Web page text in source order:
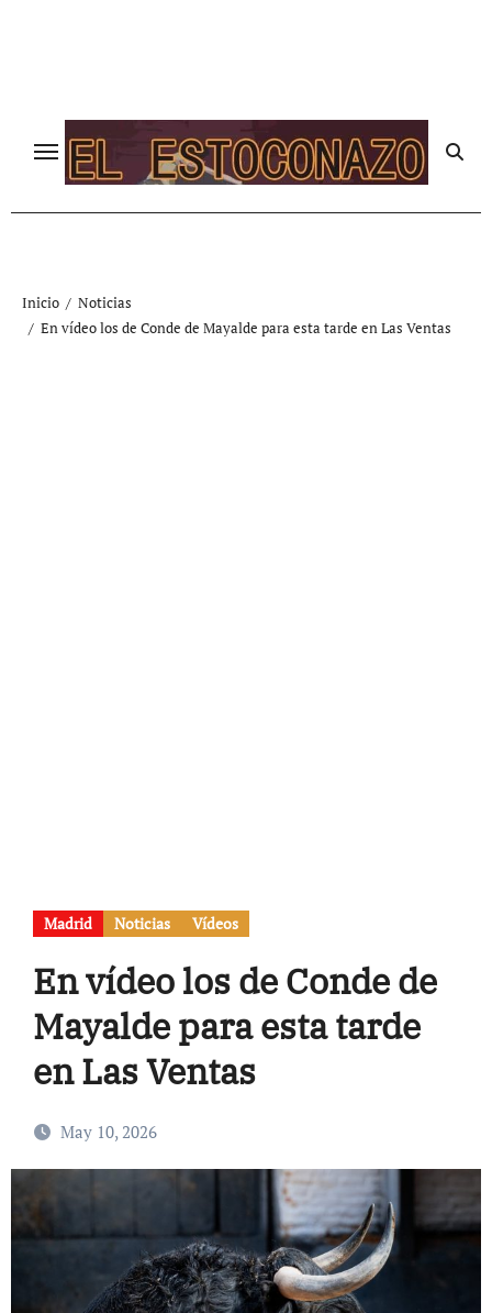
Inicio
Noticias
En vídeo los de Conde de Mayalde para esta tarde en Las Ventas
Madrid Noticias Vídeos
En vídeo los de Conde de
Mayalde para esta tarde
en Las Ventas
May 10, 2026